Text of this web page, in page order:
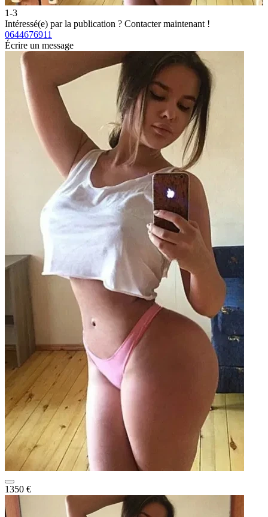
1-3
Intéressé(e) par la publication ? Contacter maintenant !
0644676911
Écrire un message
1350 €